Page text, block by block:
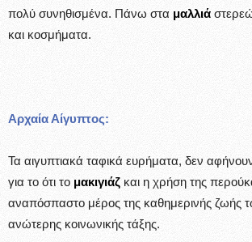
πολύ συνηθισμένα. Πάνω στα μαλλιά
και κοσμήματα.
Αρχαία Αίγυπτος:
Τα αιγυπτιακά ταφικά ευρήματα, δεν
για το ότι το μακιγιάζ και η χρήση της
αναπόσπαστο μέρος της καθημερινής ζωής
ανώτερης κοινωνικής τάξης.